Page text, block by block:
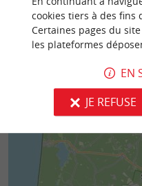
cookies tiers à des fins
Certaines pages du
les plateformes
EN
JE REFUSE